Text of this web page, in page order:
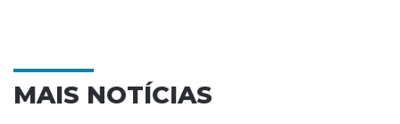
MAIS NOTÍCIAS